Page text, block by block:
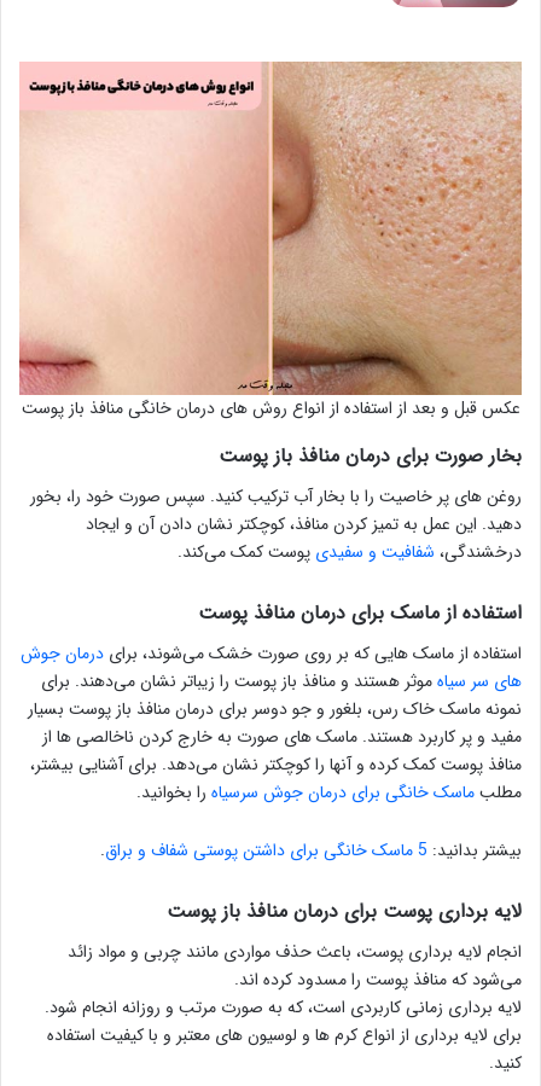
عکس قبل و بعد از استفاده از انواع روش های درمان خانگی منافذ باز پوست
بخار صورت برای درمان منافذ باز پوست
روغن های پر خاصیت را با بخار آب ترکیب کنید. سپس صورت خود را، بخور
دهید. این عمل به تمیز کردن منافذ، کوچکتر نشان دادن آن و ایجاد
درخشندگی، شفافیت و سفیدی پوست کمک می‌کند.
استفاده از ماسک برای درمان منافذ پوست
استفاده از ماسک هایی که بر روی صورت خشک می‌شوند، برای درمان جوش
های سر سیاهموثر هستند و منافذ باز پوست را زیباتر نشان می‌دهند. برای
نمونه ماسک خاک رس، بلغور و جو دوسر برای درمان منافذ باز پوست بسیار
مفید و پر کاربرد هستند. ماسک های صورت به خارج کردن ناخالصی ها از
منافذ پوست کمک کرده و آنها را کوچکتر نشان می‌دهد. برای آشنایی بیشتر،
مطلبماسک‎ خانگی برای درمان جوش سرسیاه را بخوانید.
بیشتر بدانید: 5 ماسک خانگی برای داشتن پوستی شفاف و براق .
لایه برداری پوست برای درمان منافذ باز پوست
انجام لایه برداری پوست، باعث حذف مواردی مانند چربی و مواد زائد
می‌شود که منافذ پوست را مسدود کرده اند.
لایه برداری زمانی کاربردی است، که به صورت مرتب و روزانه انجام شود.
برای لایه برداری از انواع کرم ها و لوسیون های معتبر و با کیفیت استفاده
کنید.